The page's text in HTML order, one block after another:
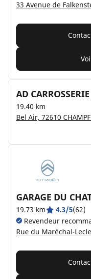
AD
19.40 km
Bel Air, 72610
GARAGE DU
19.73 km 4.3/5(62)
Revendeur
Rue du Maréchal-